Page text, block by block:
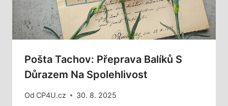
Pošta Tachov: Přeprava Balíků S
Důrazem Na Spolehlivost
Od CP4U.cz 30. 8. 2025